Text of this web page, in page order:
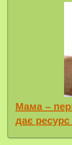
Мама –
дає